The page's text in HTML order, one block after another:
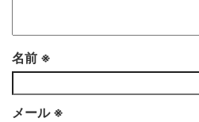
名前 ※
メール ※